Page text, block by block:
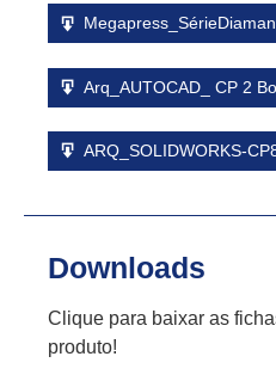
Arq_AUTOCAD_ CP 2
ARQ_SOLIDWORKS-
Downloads
Clique para baixar as
produto!